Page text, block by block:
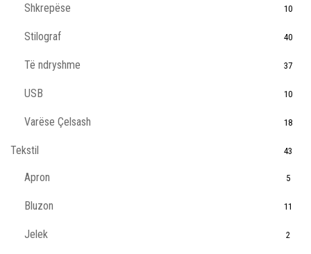
Shkrepëse 10
Stilograf 40
Të ndryshme 37
USB 10
Varëse Çelsash 18
Tekstil 43
Apron 5
Bluzon 11
Jelek 2